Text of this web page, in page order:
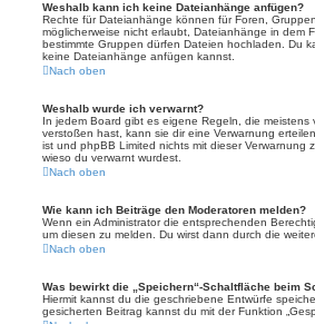
Weshalb kann ich keine Dateianhänge anfügen?
Rechte für Dateianhänge können für Foren,
möglicherweise nicht erlaubt, Dateianhänge in dem
bestimmte Gruppen dürfen Dateien hochladen. Du
keine Dateianhänge anfügen kannst.
Nach oben
Weshalb wurde ich verwarnt?
In jedem Board gibt es eigene Regeln, die
verstoßen hast, kann sie dir eine Verwarnung
ist und phpBB Limited nichts mit dieser Verwarnung
wieso du verwarnt wurdest.
Nach oben
Wie kann ich Beiträge den Moderatoren melden?
Wenn ein Administrator die entsprechenden
um diesen zu melden. Du wirst dann durch die
Nach oben
Was bewirkt die „Speichern“-Schaltfläche beim
Hiermit kannst du die geschriebene Entwürfe
gesicherten Beitrag kannst du mit der Funktion